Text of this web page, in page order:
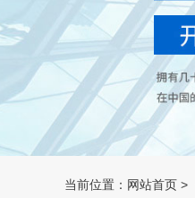
当前位置： 网站首页 >